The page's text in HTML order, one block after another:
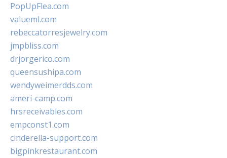
PopUpFlea.com
valueml.com
rebeccatorresjewelry.com
jmpbliss.com
drjorgerico.com
queensushipa.com
wendyweimerdds.com
ameri-camp.com
hrsreceivables.com
empconst1.com
cinderella-support.com
bigpinkrestaurant.com